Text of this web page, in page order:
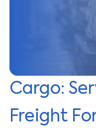
Cargo:
Freight